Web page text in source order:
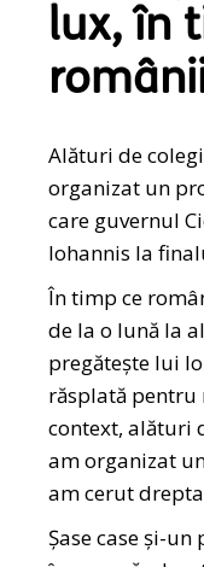
lux, în
Alături de
organizat un
care guvernul
Iohannis la
În timp ce
de la o lună la
pregătește lui
răsplată pentru
context, alături
am organizat
am cerut
Șase case și-